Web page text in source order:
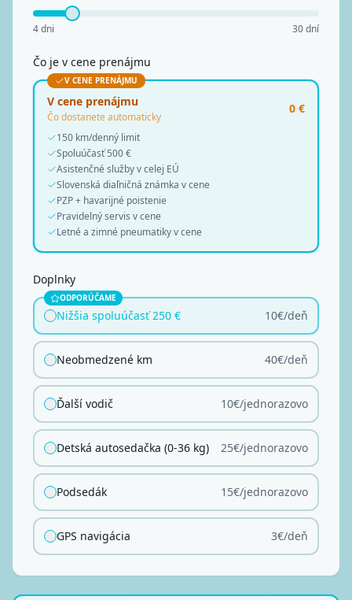
4dni 30dní
Čo je v cene prenájmu
V CENE PRENÁJMU
V cene prenájmu
Čo dostanete automaticky
0 €
150 km/denný limit
Spoluúčasť 500 €
Asistenčné služby v celej EÚ
Slovenská diaľničná známka v cene
PZP + havarijné poistenie
Pravidelný servis v cene
Letné a zimné pneumatiky v cene
Doplnky
ODPORÚČAME
Nižšia spoluúčasť 250 € 10€/deň
Neobmedzené km 40€/deň
Ďalší vodič 10€/jednorazovo
Detská autosedačka (0-36 kg) 25€/jednorazovo
Podsedák 15€/jednorazovo
GPS navigácia 3€/deň